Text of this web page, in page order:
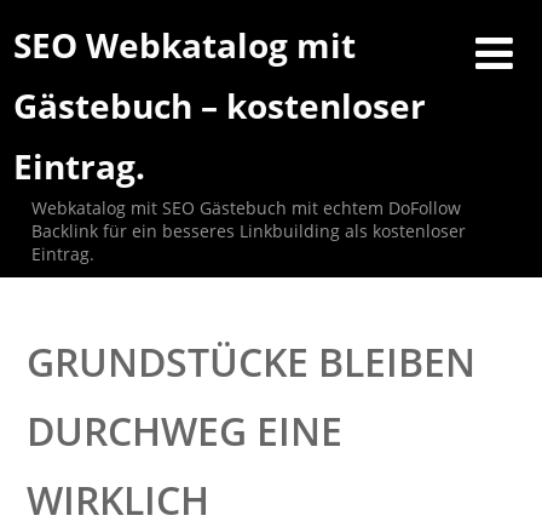
SEO Webkatalog mit
Gästebuch – kostenloser
Eintrag.
Webkatalog mit SEO Gästebuch mit echtem DoFollow
Backlink für ein besseres Linkbuilding als kostenloser
Eintrag.
GRUNDSTÜCKE BLEIBEN
DURCHWEG EINE
WIRKLICH